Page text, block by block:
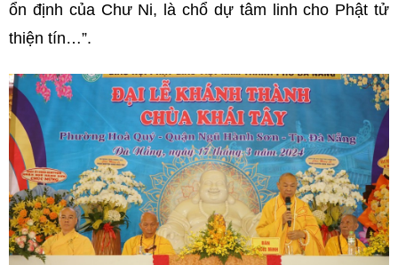
ổn định của Chư Ni, là chổ dự tâm linh cho Phật tử
thiện tín…”.